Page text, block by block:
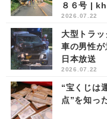
８６号 |
2026.07.22
大型トラ
車の男性
日本放送
2026.07.22
“宝くじは
点”を知っ